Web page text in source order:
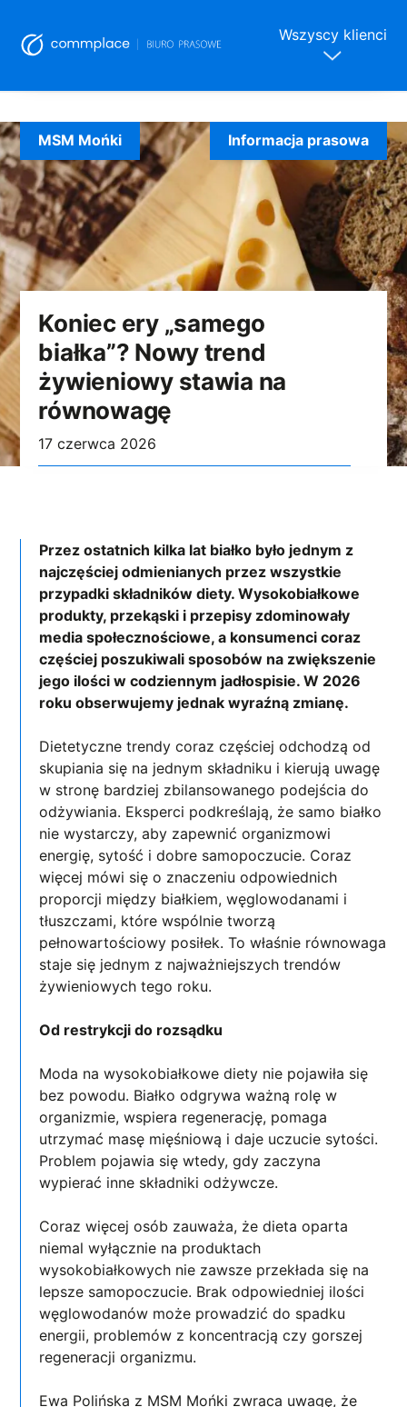
to
content
Wszyscy klienci
Koniec ery „samego
białka”? Nowy trend
żywieniowy stawia na
równowagę
17 czerwca 2026
MSM Mońki Informacja prasowa
Przez ostatnich kilka lat białko było jednym z
najczęściej odmienianych przez wszystkie
przypadki składników diety. Wysokobiałkowe
produkty, przekąski i przepisy zdominowały
media społecznościowe, a konsumenci coraz
częściej poszukiwali sposobów na zwiększenie
jego ilości w codziennym jadłospisie. W 2026
roku obserwujemy jednak wyraźną zmianę.
Dietetyczne trendy coraz częściej odchodzą od
skupiania się na jednym składniku i kierują uwagę
w stronę bardziej zbilansowanego podejścia do
odżywiania. Eksperci podkreślają, że samo białko
nie wystarczy, aby zapewnić organizmowi
energię, sytość i dobre samopoczucie. Coraz
więcej mówi się o znaczeniu odpowiednich
proporcji między białkiem, węglowodanami i
tłuszczami, które wspólnie tworzą
pełnowartościowy posiłek. To właśnie równowaga
staje się jednym z najważniejszych trendów
żywieniowych tego roku.
Od restrykcji do rozsądku
Moda na wysokobiałkowe diety nie pojawiła się
bez powodu. Białko odgrywa ważną rolę w
organizmie, wspiera regenerację, pomaga
utrzymać masę mięśniową i daje uczucie sytości.
Problem pojawia się wtedy, gdy zaczyna
wypierać inne składniki odżywcze.
Coraz więcej osób zauważa, że dieta oparta
niemal wyłącznie na produktach
wysokobiałkowych nie zawsze przekłada się na
lepsze samopoczucie. Brak odpowiedniej ilości
węglowodanów może prowadzić do spadku
energii, problemów z koncentracją czy gorszej
regeneracji organizmu.
Ewa Polińska z MSM Mońki zwraca uwagę, że